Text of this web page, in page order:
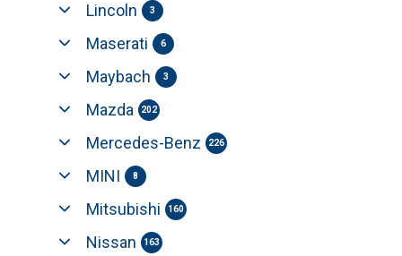
Lincoln 3
Maserati 6
Maybach 3
Mazda 202
Mercedes-Benz 226
MINI 8
Mitsubishi 160
Nissan 163